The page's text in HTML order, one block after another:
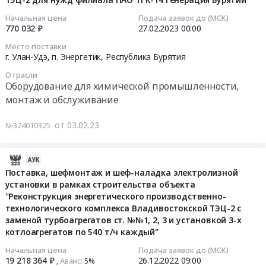
2.
20
20
Начальная цена
770 032 ₽
Подача заявок до (МСК)
27.02.2023 00:00
Место поставки
г. Улан-Удэ, п. Энергетик, Республика Бурятия
Отрасли
Оборудование для химической промышленности,
монтаж и обслуживание
№324010325 от 03.02.23
2
Поставка, шефмонтаж и шеф-наладка электролизной
установки в рамках строительства объекта
"Реконструкция энергетического производственно-
технологического комплекса Владивостокской ТЭЦ-2 с
заменой турбоагрегатов ст. №№1, 2, 3 и установкой 3-х
котлоагрегатов по 540 т/ч каждый"
Начальная цена
19 218 364 ₽ Аванс: 5%‍
Подача заявок до (МСК)
26.12.2022 09:00